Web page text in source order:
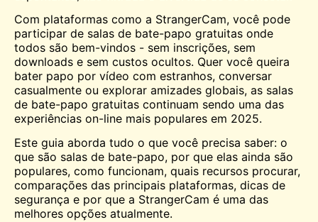
Com plataformas como a StrangerCam, você pode
participar de salas de bate-papo gratuitas onde
todos são bem-vindos - sem inscrições, sem
downloads e sem custos ocultos. Quer você queira
bater papo por vídeo com estranhos, conversar
casualmente ou explorar amizades globais, as salas
de bate-papo gratuitas continuam sendo uma das
experiências on-line mais populares em 2025.
Este guia aborda tudo o que você precisa saber: o
que são salas de bate-papo, por que elas ainda são
populares, como funcionam, quais recursos procurar,
comparações das principais plataformas, dicas de
segurança e por que a StrangerCam é uma das
melhores opções atualmente.